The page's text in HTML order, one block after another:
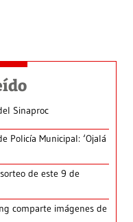
Sinaproc
Policía Municipal: ‘Ojalá
de este 9 de
comparte imágenes de